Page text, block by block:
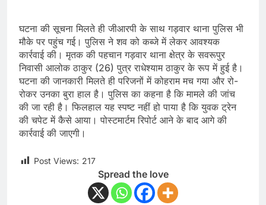
घटना की सूचना मिलते ही जीआरपी के साथ गड़वार थाना पुलिस भी
मौके पर पहुंच गई। पुलिस ने शव को कब्जे में लेकर आवश्यक
कार्रवाई की। मृतक की पहचान गड़वार थाना क्षेत्र के सवरूपुर
निवासी आलोक ठाकुर (26) पुत्र राधेश्याम ठाकुर के रूप में हुई है।
घटना की जानकारी मिलते ही परिजनों में कोहराम मच गया और रो-
रोकर उनका बुरा हाल है। पुलिस का कहना है कि मामले की जांच
की जा रही है। फिलहाल यह स्पष्ट नहीं हो पाया है कि युवक ट्रेन
की चपेट में कैसे आया। पोस्टमार्टम रिपोर्ट आने के बाद आगे की
कार्रवाई की जाएगी।
Post Views: 217
Spread the love